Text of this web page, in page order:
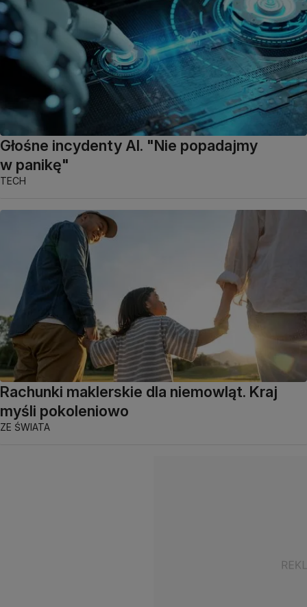
Głośne incydenty AI. "Nie popadajmy
w panikę"
TECH
Rachunki maklerskie dla niemowląt. Kraj
myśli pokoleniowo
ZE ŚWIATA